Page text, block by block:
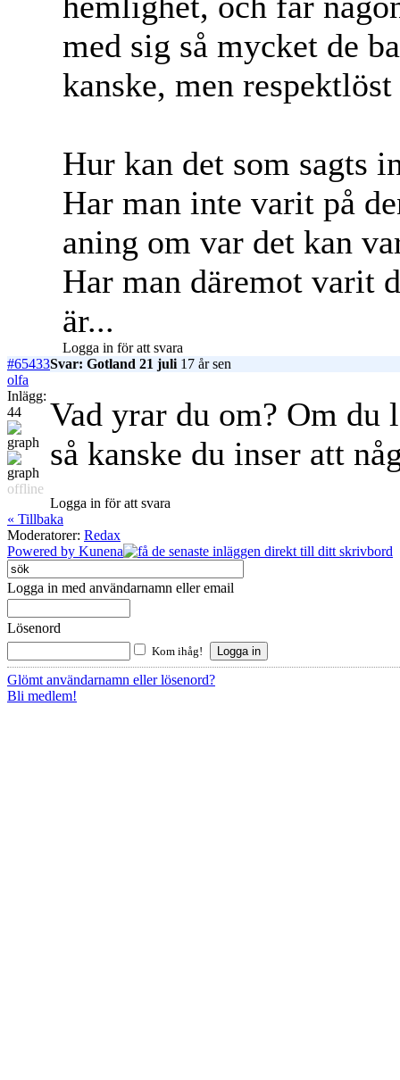
med sig så mycket de
kanske, men
Hur kan det som sagts
Har man inte varit på
aning om var det kan
Har man däremot varit
är...
Logga in för att svara
#65433Svar: Gotland 21 juli17 år sen
olfa
Inlägg:
44
offline
Vad yrar du om? Om du
så kanske du inser att
Logga in för att svara
« Tillbaka
Moderatorer: Redax
Powered by Kunena
Logga in med användarnamn eller email
Lösenord
Kom ihåg!
Glömt användarnamn eller lösenord?
Bli medlem!